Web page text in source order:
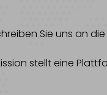
Sie uns an
stellt eine